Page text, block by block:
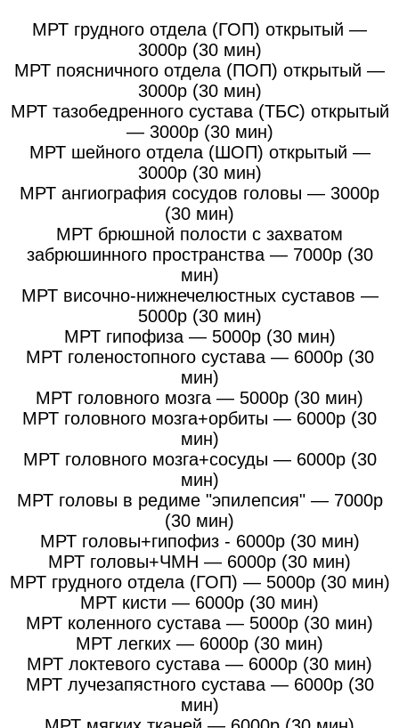
МРТ грудного отдела (ГОП) открытый —
3000р (30 мин)
МРТ поясничного отдела (ПОП) открытый —
3000р (30 мин)
МРТ тазобедренного сустава (ТБС) открытый
— 3000р (30 мин)
МРТ шейного отдела (ШОП) открытый —
3000р (30 мин)
МРТ ангиография сосудов головы — 3000р
(30 мин)
МРТ брюшной полости с захватом
забрюшинного пространства — 7000р (30
мин)
МРТ височно-нижнечелюстных суставов —
5000р (30 мин)
МРТ гипофиза — 5000р (30 мин)
МРТ голеностопного сустава — 6000р (30
мин)
МРТ головного мозга — 5000р (30 мин)
МРТ головного мозга+орбиты — 6000р (30
мин)
МРТ головного мозга+сосуды — 6000р (30
мин)
МРТ головы в редиме "эпилепсия" — 7000р
(30 мин)
МРТ головы+гипофиз - 6000р (30 мин)
МРТ головы+ЧМН — 6000р (30 мин)
МРТ грудного отдела (ГОП) — 5000р (30 мин)
МРТ кисти — 6000р (30 мин)
МРТ коленного сустава — 5000р (30 мин)
МРТ легких — 6000р (30 мин)
МРТ локтевого сустава — 6000р (30 мин)
МРТ лучезапястного сустава — 6000р (30
мин)